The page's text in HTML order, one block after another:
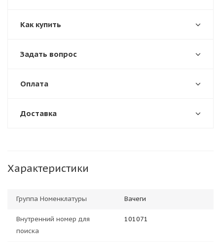
Как купить
Задать вопрос
Оплата
Доставка
Характеристики
Группа Номенклатуры Вачеги
Внутренний номер для
поиска
101071